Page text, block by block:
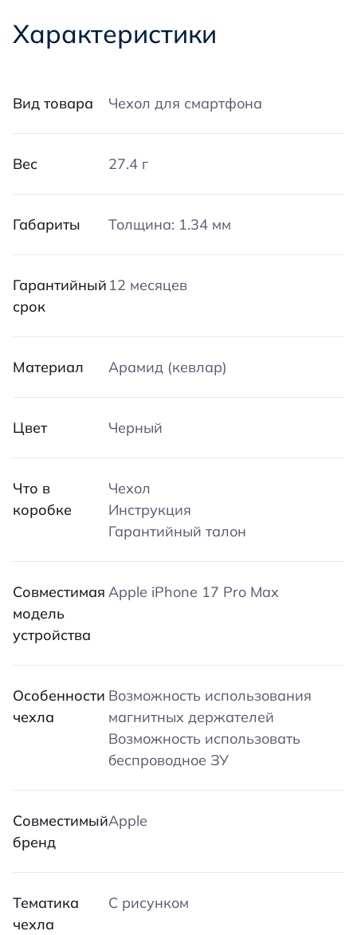
Характеристики
Вид товара Чехол для смартфона
Вес 27.4 г
Габариты Толщина: 1.34 мм
Гарантийный
срок
12 месяцев
Материал Арамид (кевлар)
Цвет Черный
Что в
коробке
Чехол
Инструкция
Гарантийный талон
Совместимая
модель
устройства
Apple iPhone 17 Pro Max
Особенности
чехла
Возможность использования
магнитных держателей
Возможность использовать
беспроводное ЗУ
Совместимый
бренд
Apple
Тематика
чехла
С рисунком